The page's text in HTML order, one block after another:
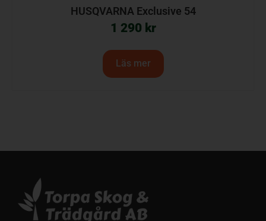
HUSQVARNA Exclusive 54
1 290 kr
Läs mer